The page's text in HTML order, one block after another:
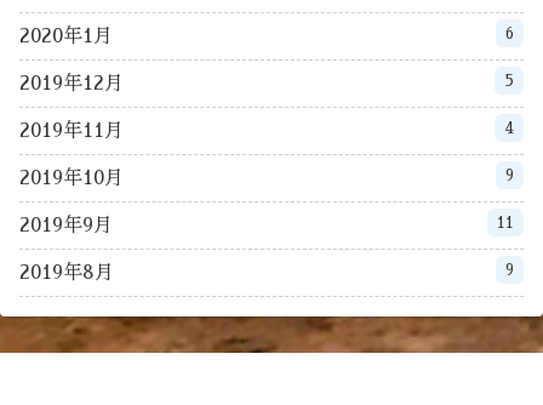
2020年1月 6
2019年12月 5
2019年11月 4
2019年10月 9
2019年9月 11
2019年8月 9